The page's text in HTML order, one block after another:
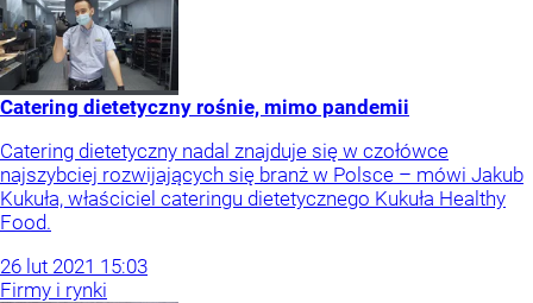
Catering dietetyczny rośnie, mimo pandemii
Catering dietetyczny nadal znajduje się w czołówce
najszybciej rozwijających się branż w Polsce – mówi Jakub
Kukuła, właściciel cateringu dietetycznego Kukuła Healthy
Food.
26 lut 2021 15:03
Firmy i rynki